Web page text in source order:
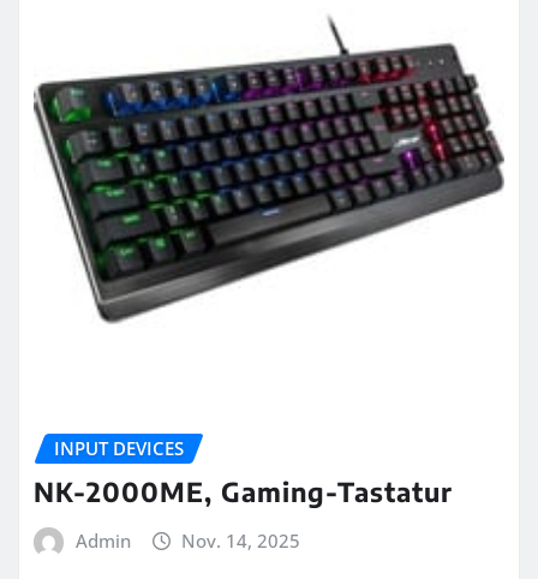
INPUT DEVICES
NK-2000ME, Gaming-Tastatur
Admin Nov. 14, 2025